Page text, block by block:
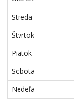
Streda
Štvrtok
Piatok
Sobota
Nedeľa